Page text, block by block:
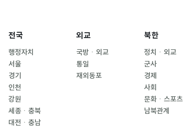
전국
행정자치
서울
경기
인천
강원
세종ㆍ충북
대전ㆍ충남
외교
국방ㆍ외교
통일
재외동포
북한
정치ㆍ외교
군사
경제
사회
문화ㆍ스포츠
남북관계